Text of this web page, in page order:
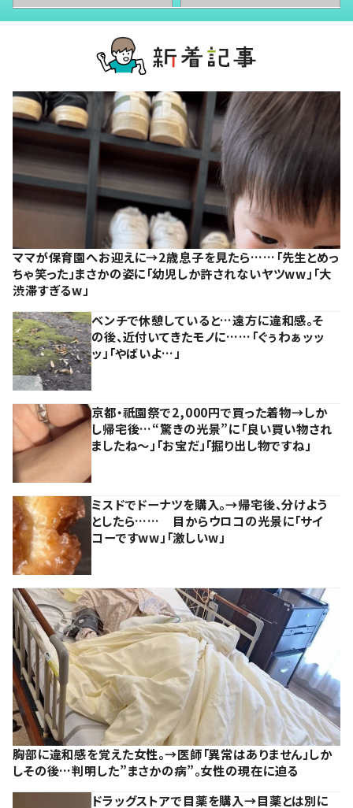
ママが保育園へお迎えに→2歳息子を見たら……「先生とめっ
ちゃ笑った」まさかの姿に「幼児しか許されないヤツww」「大
渋滞すぎるw」
ベンチで休憩していると…遠方に違和感。そ
の後、近付いてきたモノに……「ぐぅわぁッッ
ッ」「やばいよ…」
京都・祇園祭で2,000円で買った着物→しか
し帰宅後…“驚きの光景”に「良い買い物され
ましたね～」「お宝だ」「掘り出し物ですね」
ミスドでドーナツを購入。→帰宅後、分けよう
としたら…… 目からウロコの光景に「サイ
コーですww」「激しいw」
胸部に違和感を覚えた女性。→医師「異常はありません」しか
しその後…判明した”まさかの病”。女性の現在に迫る
ドラッグストアで目薬を購入→目薬とは別に